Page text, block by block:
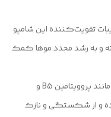
تقویت‌کننده این شامپو
و به رشد مجدد موها کمک
ترکیبات مؤثر این شامپو مانند پروویتامین B5 و
و از شکستگی و نازک